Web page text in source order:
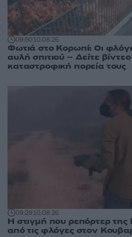
09:5010.08.26
Φωτιά στο Κορωπί: Οι
αυλή σπιτιού – Δείτε
καταστροφική πορεία τους
09:2910.08.26
Η στιγμή που ρεπόρτερ
από τις φλόγες στον